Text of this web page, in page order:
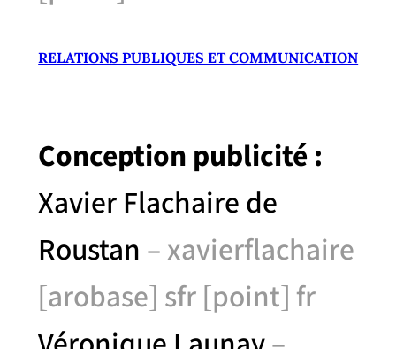
RELATIONS PUBLIQUES ET COMMUNICATION
Conception publicité :
Xavier Flachaire de
Roustan – xavierflachaire
[arobase] sfr [point] fr